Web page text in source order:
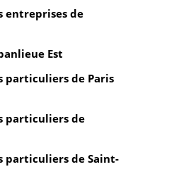
entreprises de
Est
particuliers de Paris
particuliers de
particuliers de Saint-